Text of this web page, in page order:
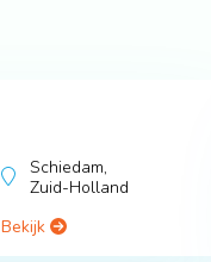
Schiedam,
Zuid-Holland
Bekijk